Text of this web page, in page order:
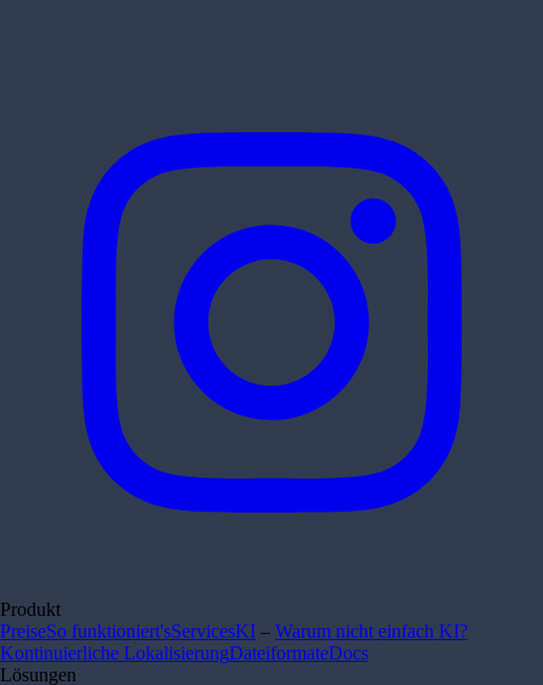
Produkt
PreiseSo funktioniert'sServicesKI – Warum nicht einfach KI?
Kontinuierliche LokalisierungDateiformateDocs
Lösungen